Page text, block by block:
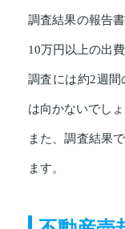
調査結果の報告
10万円以上の出
調査には約2週間
は向かないでしょ
また、調査結果
ます。